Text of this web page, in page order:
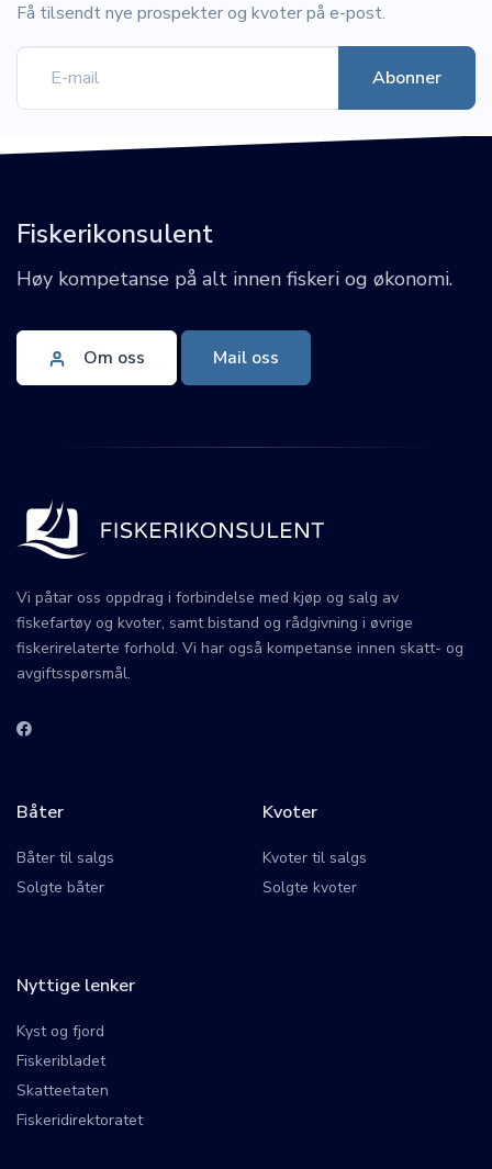
Få tilsendt nye prospekter og kvoter på e-post.
Fiskerikonsulent
Høy kompetanse på alt innen fiskeri og økonomi.
Om oss Mail oss
Vi påtar oss oppdrag i forbindelse med kjøp og salg av
fiskefartøy og kvoter, samt bistand og rådgivning i øvrige
fiskerirelaterte forhold. Vi har også kompetanse innen skatt- og
avgiftsspørsmål.
Båter
Båter til salgs
Solgte båter
Kvoter
Kvoter til salgs
Solgte kvoter
Nyttige lenker
Kyst og fjord
Fiskeribladet
Skatteetaten
Fiskeridirektoratet